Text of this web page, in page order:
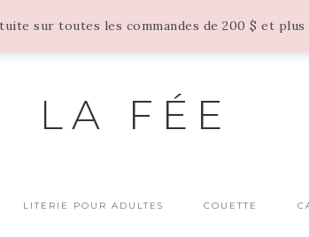
sur toutes les commandes de 200 $ et plus
LA FÉE
LITERIE POUR ADULTES COUETTE